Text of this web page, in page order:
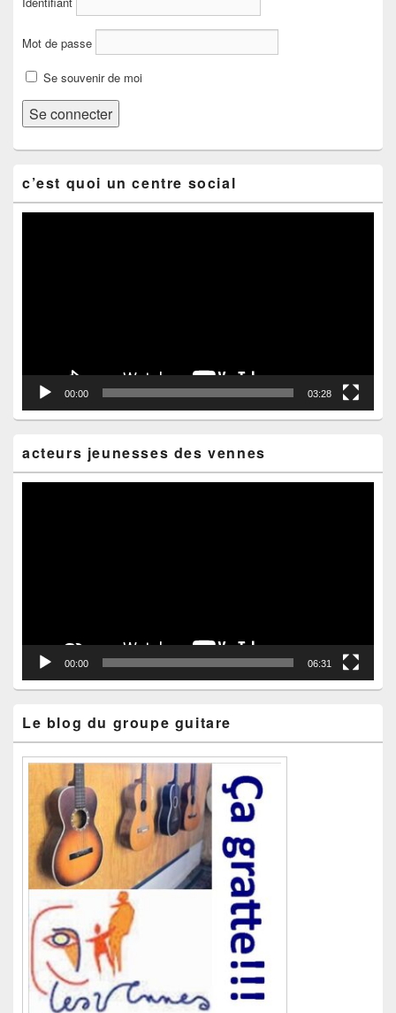
Mot de passe
Se souvenir de moi
c’est quoi un centre social
00:00 03:28
acteurs jeunesses des vennes
00:00 06:31
Le blog du groupe guitare